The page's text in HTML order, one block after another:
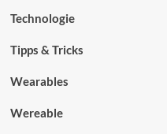
Technologie
Tipps & Tricks
Wearables
Wereable